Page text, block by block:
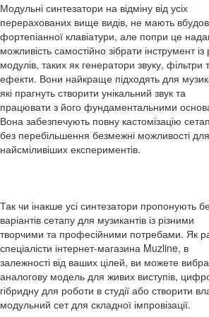
Модульні синтезатори на відміну від усіх
перерахованих вище видів, не мають
фортепіанної клавіатури, але попри це
можливість самостійно зібрати інструмент із
модулів, таких як генератори звуку, фільтри
ефекти. Вони найкраще підходять для
які прагнуть створити унікальний звук та
працювати з його фундаментальними
Вона забезпечують повну кастомізацію
без перебільшення безмежні можливості для
найсміливіших експериментів.
Так чи інакше усі синтезатори пропонують
варіантів сетапу для музикантів із різними
творчими та професійними потребами. Як
спеціалісти інтернет-магазина Muzline, в
залежності від ваших цілей, ви можете
аналогову модель для живих виступів,
гібридну для роботи в студії або створити
модульний сет для складної імпровізації.